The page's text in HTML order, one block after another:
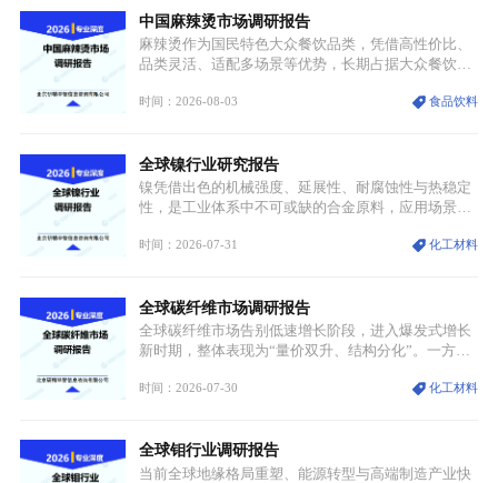
中国麻辣烫市场调研报告
麻辣烫作为国民特色大众餐饮品类，凭借高性价比、
品类灵活、适配多场景等优势，长期占据大众餐饮重
型，叠加消费需求升级、线上流量变革、新零售业态
特点，在消费、创业、政策、技术多重驱动下，依旧
具备强劲的发展活力。
时间：2026-08-03 食品饮料
全球镍行业研究报告
镍凭借出色的机械强度、延展性、耐腐蚀性与热稳定
性，是工业体系中不可或缺的合金原料，应用场景横
用价值难以被替代。依托理化优势，镍被全球主要经
型为新能源核心战略矿产，全球产业形成“印尼掌控
资源与产能、中国主导消费与技术、工艺向低碳湿法
迭代、再生镍加速补位”的全新格局。
时间：2026-07-31 化工材料
全球碳纤维市场调研报告
全球碳纤维市场告别低速增长阶段，进入爆发式增长
新时期，整体表现为“量价双升、结构分化”。一方面
持续扩张；另一方面产品、需求、应用场景呈现明显
体规模扩张，高附加值领域与规模化工业应用形成两
大独立增长体系。
时间：2026-07-30 化工材料
全球钼行业调研报告
当前全球地缘格局重塑、能源转型与高端制造产业快